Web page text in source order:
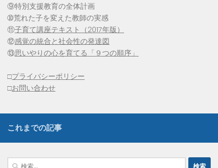
⑨特別支援教育の全体計画
➉荒れた子を変えた教師の実感
⑪子育て講座テキスト（2017年版）
⑫感覚の統合と社会性の発達図
⑬思いやりの心を育てる「９つの順序」
□プライバシーポリシー
□お問い合わせ
これまでの記事
検